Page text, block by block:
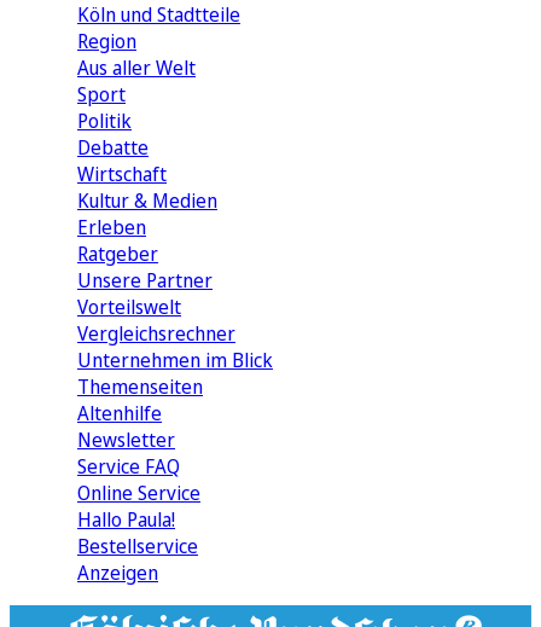
Köln und Stadtteile
Region
Aus aller Welt
Sport
Politik
Debatte
Wirtschaft
Kultur & Medien
Erleben
Ratgeber
Unsere Partner
Vorteilswelt
Vergleichsrechner
Unternehmen im Blick
Themenseiten
Altenhilfe
Newsletter
Service FAQ
Online Service
Hallo Paula!
Bestellservice
Anzeigen